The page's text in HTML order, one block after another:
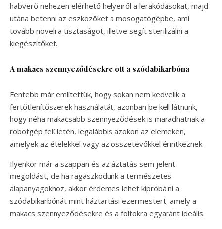
habverő nehezen elérhető helyeiről a lerakódásokat, majd
utána betenni az eszközöket a mosogatógépbe, ami
tovább növeli a tisztaságot, illetve segít sterilizálni a
kiegészítőket.
A makacs szennyeződésekre ott a szódabikarbóna
Fentebb már említettük, hogy sokan nem kedvelik a
fertőtlenítőszerek használatát, azonban be kell látnunk,
hogy néha makacsabb szennyeződések is maradhatnak a
robotgép felületén, legalábbis azokon az elemeken,
amelyek az ételekkel vagy az összetevőkkel érintkeznek.
Ilyenkor már a szappan és az áztatás sem jelent
megoldást, de ha ragaszkodunk a természetes
alapanyagokhoz, akkor érdemes lehet kipróbálni a
szódabikarbónát mint háztartási ezermestert, amely a
makacs szennyeződésekre és a foltokra egyaránt ideális.